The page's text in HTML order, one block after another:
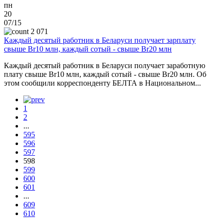
пн
20
07/15
2 071
Каждый десятый работник в Беларуси получает зарплату
свыше Br10 млн, каждый сотый - свыше Br20 млн
Каждый десятый работник в Беларуси получает заработную
плату свыше Br10 млн, каждый сотый - свыше Br20 млн. Об
этом сообщили корреспонденту БЕЛТА в Национальном...
1
2
...
595
596
597
598
599
600
601
...
609
610